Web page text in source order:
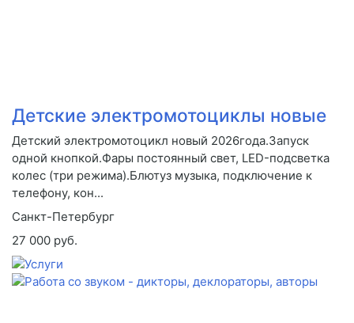
Детские электромотоциклы новые
Детский электромотоцикл новый 2026года.Запуск
одной кнопкой.Фары постоянный свет, LED-подсветка
колес (три режима).Блютуз музыка, подключение к
телефону, кон...
Санкт-Петербург
27 000 руб.